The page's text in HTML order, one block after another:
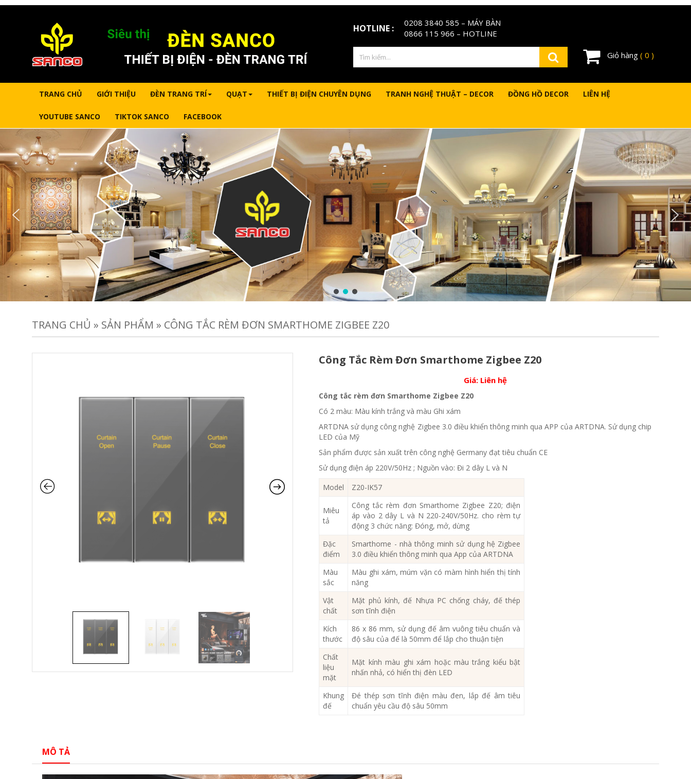
HOTLINE : 0208 3840 585 – MÁY BÀN
0866 115 966 – HOTLINE
Giỏ hàng ( 0 )
TRANG CHỦ GIỚI THIỆU ĐÈN TRANG TRÍ QUẠT THIẾT BỊ ĐIỆN CHUYÊN DỤNG TRANH NGHỆ THUẬT – DECOR ĐỒNG HỒ DECOR LIÊN HỆ
YOUTUBE SANCO TIKTOK SANCO FACEBOOK
TRANG CHỦ » SẢN PHẨM » CÔNG TẮC RÈM ĐƠN SMARTHOME ZIGBEE Z20
Công Tắc Rèm Đơn Smarthome Zigbee Z20
Giá: Liên hệ
Công tắc rèm đơn Smarthome Zigbee Z20
Có 2 màu: Màu kính trắng và màu Ghi xám
ARTDNA sử dụng công nghệ Zigbee 3.0 điều khiển thông minh qua APP của ARTDNA. Sử dụng chip
LED của Mỹ
Sản phẩm được sản xuất trên công nghệ Germany đạt tiêu chuẩn CE
Sử dụng điện áp 220V/50Hz ; Nguồn vào: Đi 2 dây L và N
Model
Z20-IK57
Miêu
tả
Công tắc rèm đơn Smarthome Zigbee Z20; điện
áp vào 2 dây L và N 220-240V/50Hz. cho rèm tự
động 3 chức năng: Đóng, mở, dừng
Đặc
điểm
Smarthome - nhà thông minh sử dụng hệ Zigbee
3.0 điều khiển thông minh qua App của ARTDNA
Màu
sắc
Màu ghi xám, múm vặn có màm hình hiển thị tính
năng
Vật
chất
Mặt phủ kính, đế Nhựa PC chống cháy, đế thép
sơn tĩnh điện
Kích
thước
86 x 86 mm, sử dụng đế âm vuông tiêu chuẩn và
độ sâu của đế là 50mm để lắp cho thuận tiện
Chất
liệu
mặt
Mặt kính màu ghi xám hoặc màu trắng kiểu bật
nhấn nhả, có hiển thị đèn LED
Khung
đế
Đé thép sơn tĩnh điện màu đen, lắp đế âm tiêu
chuẩn yêu cầu độ sâu 50mm
MÔ TẢ